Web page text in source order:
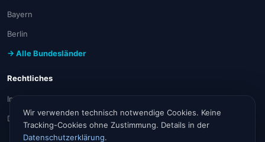
Bayern
Berlin
→ Alle Bundesländer
Rechtliches
Impressum
Datenschutz
Wir verwenden technisch notwendige Cookies. Keine
Tracking-Cookies ohne Zustimmung. Details in der
Datenschutzerklärung.